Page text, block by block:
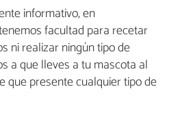
informativo, en
facultad para recetar
ni realizar ningún tipo de
a que lleves a tu mascota al
que presente cualquier tipo de